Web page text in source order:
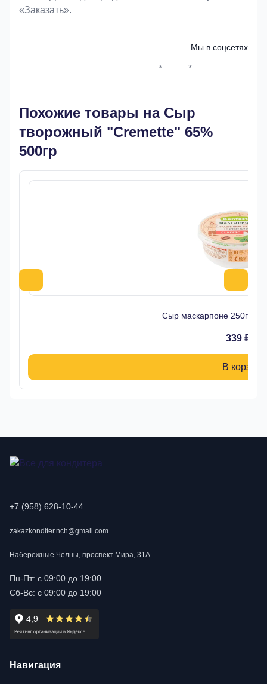
«Заказать».
Мы в соцсетях
* *
Похожие товары на Сыр
творожный "Cremette" 65%
500гр
Сыр маскарпоне 250гр
339 ₽
В корзину
+7 (958) 628-10-44
zakazkonditer.nch@gmail.com
Набережные Челны, проспект Мира, 31А
Пн-Пт: с 09:00 до 19:00
Сб-Вс: с 09:00 до 19:00
Навигация